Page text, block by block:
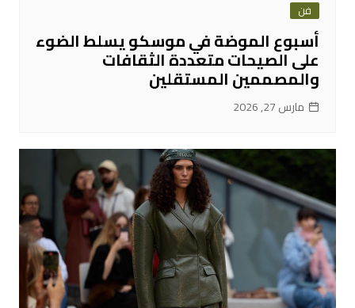
فن
أسبوع الموضة في موسكو يسلط الضوء
على الصيحات متعددة الثقافات
والمصممين المستقلين
مارس 27, 2026